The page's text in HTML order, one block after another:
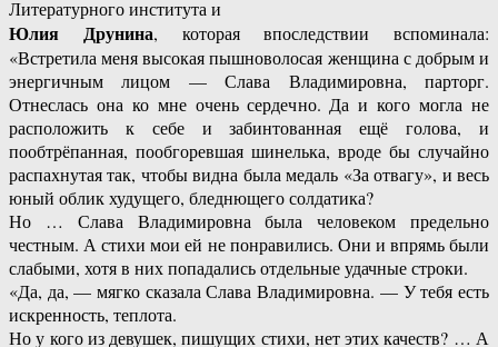
Литературного института и
Юлия Друнина, которая впоследствии вспоминала:
«Встретила меня высокая пышноволосая женщина с добрым и
энергичным лицом — Слава Владимировна, парторг.
Отнеслась она ко мне очень сердечно. Да и кого могла не
расположить к себе и забинтованная ещё голова, и
пообтрёпанная, пообгоревшая шинелька, вроде бы случайно
распахнутая так, чтобы видна была медаль «За отвагу», и весь
юный облик худущего, бледнющего солдатика?
Но … Слава Владимировна была человеком предельно
честным. А стихи мои ей не понравились. Они и впрямь были
слабыми, хотя в них попадались отдельные удачные строки.
«Да, да, — мягко сказала Слава Владимировна. — У тебя есть
искренность, теплота.
Но у кого из девушек, пишущих стихи, нет этих качеств? … А